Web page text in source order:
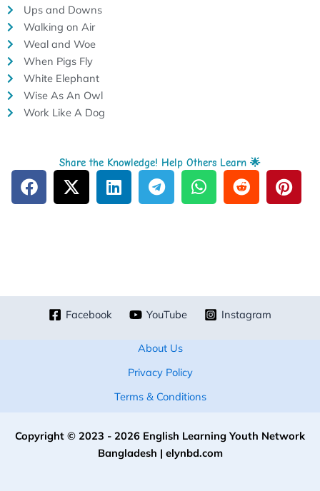
Ups and Downs
Walking on Air
Weal and Woe
When Pigs Fly
White Elephant
Wise As An Owl
Work Like A Dog
Share the Knowledge! Help Others Learn 🌟
Facebook YouTube Instagram
About Us
Privacy Policy
Terms & Conditions
Copyright © 2023 - 2026 English Learning Youth Network
Bangladesh | elynbd.com